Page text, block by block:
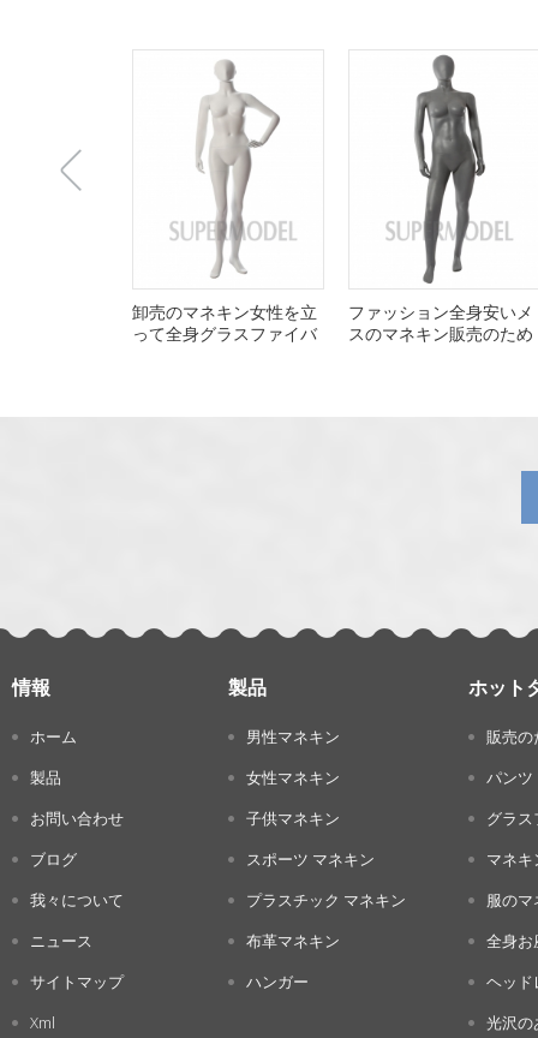
卸売のマネキン女性を立
って全身グラスファイバ
ファッション全身安いメ
スのマネキン販売のため
情報
ホーム
製品
お問い合わせ
ブログ
我々について
ニュース
サイトマップ
Xml
製品
男性マネキン
女性マネキン
子供マネキン
スポーツ マネキン
プラスチック マネキン
布革マネキン
ハンガー
ホット
販売の
パンツ
グラ
マネ
服の
全身お
ヘッド
光沢の